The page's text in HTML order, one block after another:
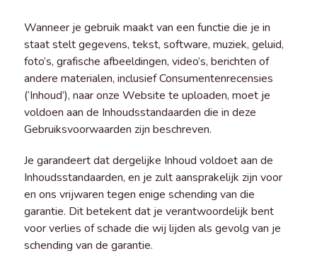
Wanneer je gebruik maakt van een functie die je in
staat stelt gegevens, tekst, software, muziek, geluid,
foto’s, grafische afbeeldingen, video’s, berichten of
andere materialen, inclusief Consumentenrecensies
(‘Inhoud’), naar onze Website te uploaden, moet je
voldoen aan de Inhoudsstandaarden die in deze
Gebruiksvoorwaarden zijn beschreven.
Je garandeert dat dergelijke Inhoud voldoet aan de
Inhoudsstandaarden, en je zult aansprakelijk zijn voor
en ons vrijwaren tegen enige schending van die
garantie. Dit betekent dat je verantwoordelijk bent
voor verlies of schade die wij lijden als gevolg van je
schending van de garantie.